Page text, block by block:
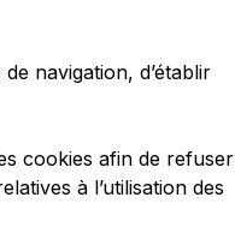
navigation, d’établir
cookies afin de refuser
à l’utilisation des